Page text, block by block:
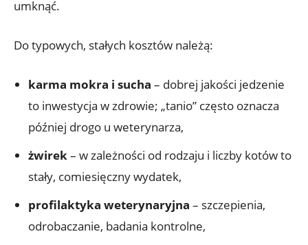
umknąć.
Do typowych, stałych kosztów należą:
karma mokra i sucha – dobrej jakości jedzenie
to inwestycja w zdrowie; „tanio” często oznacza
później drogo u weterynarza,
żwirek– w zależności od rodzaju i liczby kotów to
stały, comiesięczny wydatek,
profilaktyka weterynaryjna – szczepienia,
odrobaczanie, badania kontrolne,